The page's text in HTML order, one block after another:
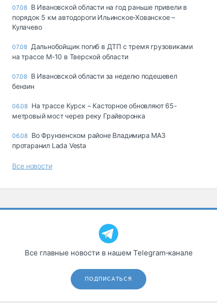
07.08 В Ивановской области на год раньше привели в
порядок 5 км автодороги Ильинское-Хованское –
Кулачево
07.08 Дальнобойщик погиб в ДТП с тремя грузовиками
на трассе М-10 в Тверской области
07.08 В Ивановской области за неделю подешевел
бензин
06.08 На трассе Курск – Касторное обновляют 65-
метровый мост через реку Грайворонка
06.08 Во Фрунзенском районе Владимира МАЗ
протаранил Lada Vesta
Все новости
Все главные новости в нашем Telegram‑канале
ПОДПИСАТЬСЯ